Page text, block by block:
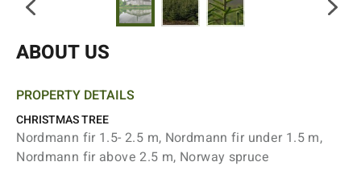
ABOUT US
PROPERTY DETAILS
CHRISTMAS TREE
Nordmann fir 1.5- 2.5 m, Nordmann fir under 1.5 m,
Nordmann fir above 2.5 m, Norway spruce